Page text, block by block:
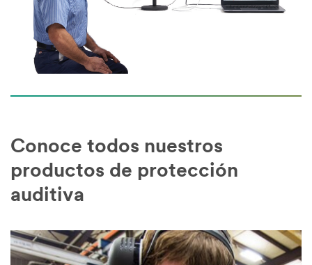
Conoce todos nuestros
productos de protección
auditiva